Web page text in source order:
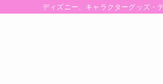
ディズニー、キャラクターグッズ・